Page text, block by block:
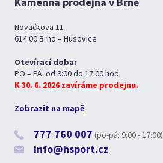
Nováčkova 11
614 00 Brno – Husovice
Otevírací doba:
PO – PÁ: od 9:00 do 17:00 hod
K 30. 6. 2026 zavíráme prodejnu.
Zobrazit na mapě
777 760 007 (po-pá: 9:00 - 17:00)
info@hsport.cz